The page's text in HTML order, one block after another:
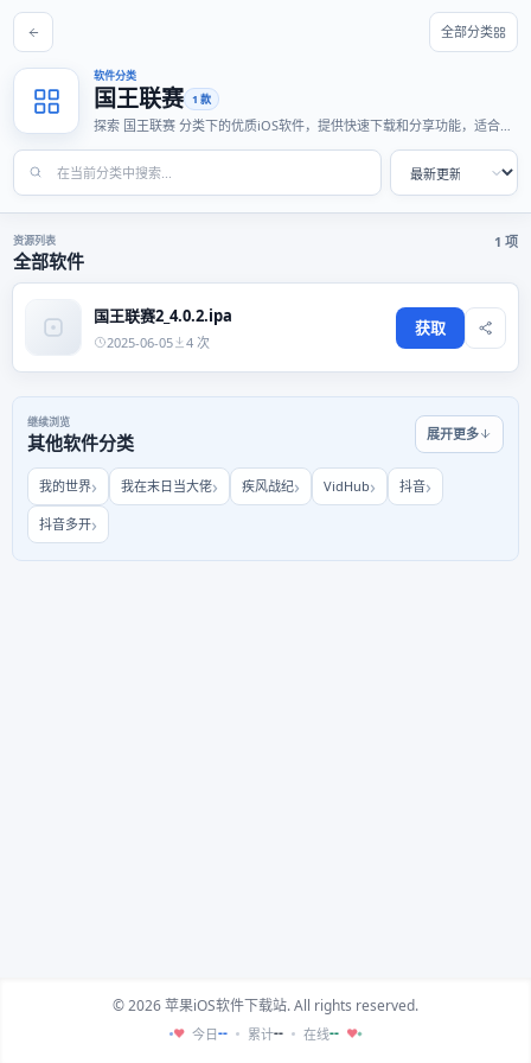
全部分类
软件分类
国王联赛 1 款
探索 国王联赛 分类下的优质iOS软件，提供快速下载和分享功能，适合各
资源列表
全部软件
1 项
国王联赛2_4.0.2.ipa
2025-06-05 4 次
获取
继续浏览
其他软件分类 展开更多
我的世界 我在末日当大佬 疾风战纪 VidHub 抖音
抖音多开
© 2026 苹果iOS软件下载站. All rights reserved.
♥ 今日-- 累计-- 在线-- ♥